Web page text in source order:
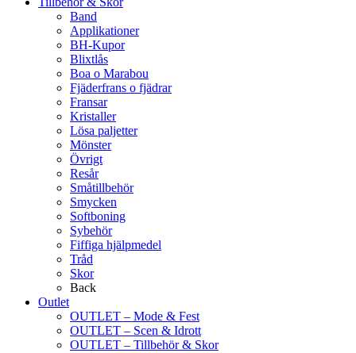
Band
Applikationer
BH-Kupor
Blixtlås
Boa o Marabou
Fjäderfrans o fjädrar
Fransar
Kristaller
Lösa paljetter
Mönster
Övrigt
Resår
Småtillbehör
Smycken
Softboning
Sybehör
Fiffiga hjälpmedel
Tråd
Skor
Back
Outlet
OUTLET – Mode & Fest
OUTLET – Scen & Idrott
OUTLET – Tillbehör & Skor